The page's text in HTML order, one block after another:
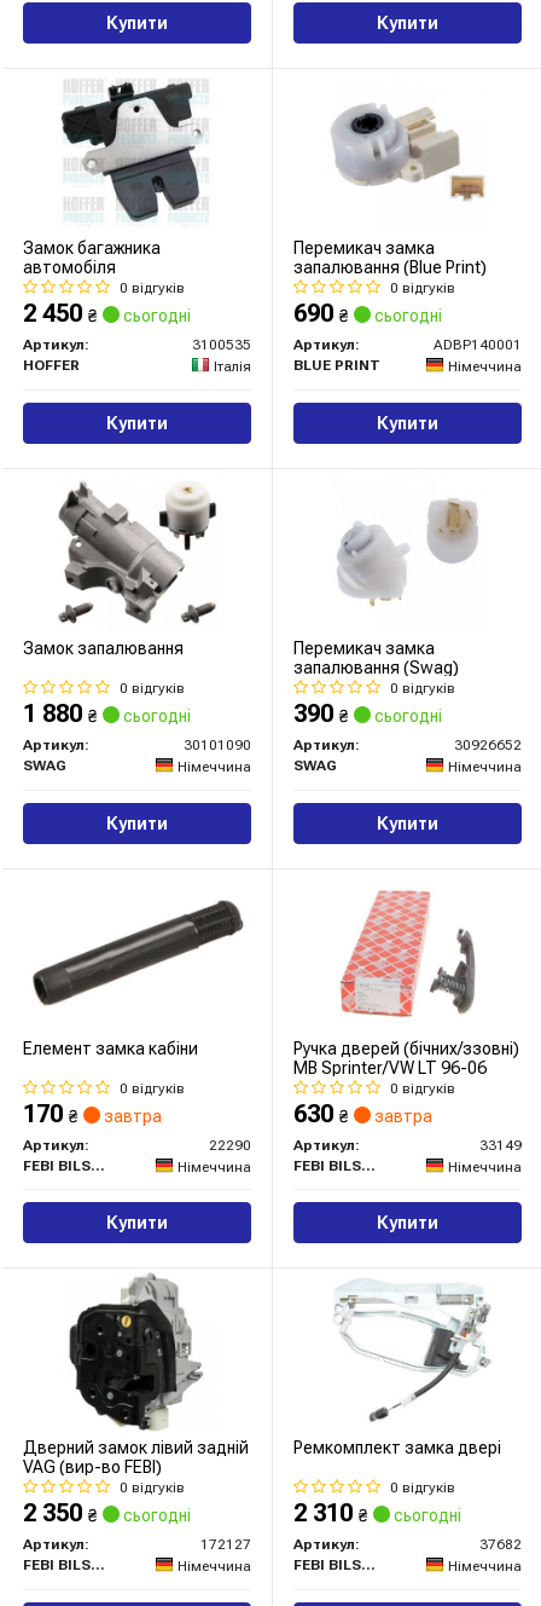
Купити Купити
Замок багажника
автомобіля
0 відгуків
2 450 ₴ сьогодні
Артикул:
3100535
HOFFER
Італія
Купити
Перемикач замка
запалювання (Blue Print)
0 відгуків
690 ₴ сьогодні
Артикул:
ADBP140001
BLUE PRINT
Німеччина
Купити
Замок запалювання
0 відгуків
1 880 ₴ сьогодні
Артикул:
30101090
SWAG
Німеччина
Купити
Перемикач замка
запалювання (Swag)
0 відгуків
390 ₴ сьогодні
Артикул:
30926652
SWAG
Німеччина
Купити
Елемент замка кабіни
0 відгуків
170 ₴ завтра
Артикул:
22290
FEBI BILSTEIN
Німеччина
Купити
Ручка дверей (бічних/ззовні)
MB Sprinter/VW LT 96-06
0 відгуків
630 ₴ завтра
Артикул:
33149
FEBI BILSTEIN
Німеччина
Купити
Дверний замок лівий задній
VAG (вир-во FEBI)
0 відгуків
2 350 ₴ сьогодні
Артикул:
172127
FEBI BILSTEIN
Німеччина
Ремкомплект замка двері
0 відгуків
2 310 ₴ сьогодні
Артикул:
37682
FEBI BILSTEIN
Німеччина